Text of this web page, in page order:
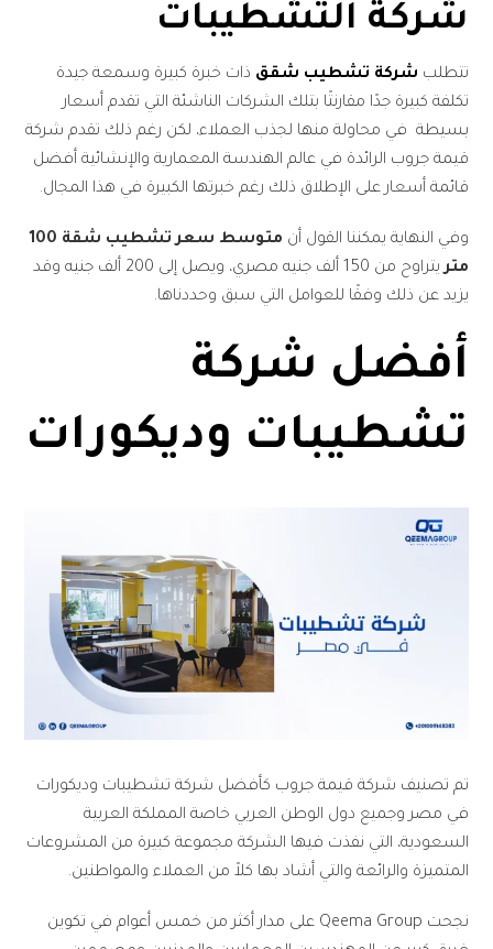
شركة التشطيبات
تتطلب شركة تشطيب شقق ذات خبرة كبيرة وسمعة جيدة
تكلفة كبيرة جدًا مقارنتًا بتلك الشركات الناشئة التي تقدم أسعار
بسيطة في محاولة منها لجذب العملاء، لكن رغم ذلك تقدم شركة
قيمة جروب الرائدة في عالم الهندسة المعمارية والإنشائية أفضل
قائمة أسعار على الإطلاق ذلك رغم خبرتها الكبيرة في هذا المجال.
وفي النهاية يمكننا القول أن
متوسط سعر تشطيب شقة 100
متر
يتراوح من 150 ألف جنيه مصري، ويصل إلى 200 ألف جنيه وقد
يزيد عن ذلك وفقًا للعوامل التي سبق وحددناها.
أفضل شركة
تشطيبات وديكورات
تم تصنيف شركة قيمة جروب كأفضل شركة تشطيبات وديكورات
في مصر وجميع دول الوطن العربي خاصة المملكة العربية
السعودية، التي نفذت فيها الشركة مجموعة كبيرة من المشروعات
المتميزة والرائعة والتي أشاد بها كلاً من العملاء والمواطنين.
نجحت Qeema Group على مدار أكثر من خمس أعوام في تكوين